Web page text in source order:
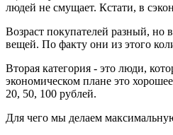
людей не смущает. Кстати, в
Возраст покупателей разный, но
вещей. По факту они из этого
Вторая категория - это люди,
экономическом плане это
20, 50, 100 рублей.
Для чего мы делаем